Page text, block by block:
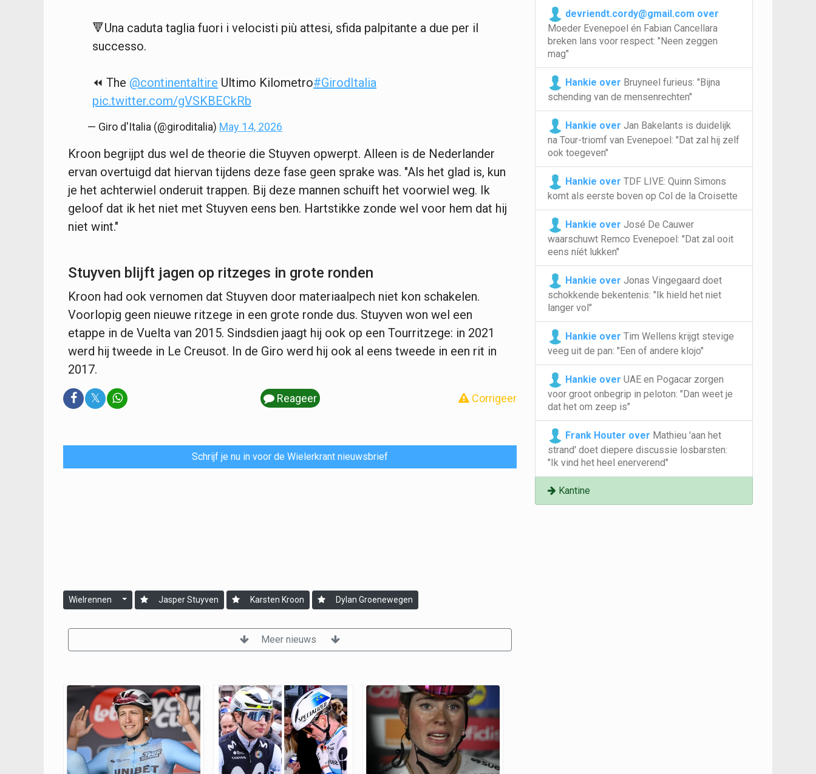
🔻Una caduta taglia fuori i velocisti più attesi, sfida palpitante a due per il
successo.
⏪ The @continentaltire Ultimo Kilometro#GirodItalia
pic.twitter.com/gVSKBECkRb
— Giro d'Italia (@giroditalia) May 14, 2026
Kroon begrijpt dus wel de theorie die Stuyven opwerpt. Alleen is de Nederlander
ervan overtuigd dat hiervan tijdens deze fase geen sprake was. "Als het glad is, kun
je het achterwiel onderuit trappen. Bij deze mannen schuift het voorwiel weg. Ik
geloof dat ik het niet met Stuyven eens ben. Hartstikke zonde wel voor hem dat hij
niet wint."
Stuyven blijft jagen op ritzeges in grote ronden
Kroon had ook vernomen dat Stuyven door materiaalpech niet kon schakelen.
Voorlopig geen nieuwe ritzege in een grote ronde dus. Stuyven won wel een
etappe in de Vuelta van 2015. Sindsdien jaagt hij ook op een Tourritzege: in 2021
werd hij tweede in Le Creusot. In de Giro werd hij ook al eens tweede in een rit in
2017.
𝕏 Reageer Corrigeer
Schrijf je nu in voor de Wielerkrant nieuwsbrief
Wielrennen Jasper Stuyven Karsten Kroon Dylan Groenewegen
Meer nieuws
devriendt.cordy@gmail.com over
Moeder Evenepoel én Fabian Cancellara
breken lans voor respect: "Neen zeggen
mag"
Hankie over Bruyneel furieus: "Bijna
schending van de mensenrechten"
Hankie over Jan Bakelants is duidelijk
na Tour-triomf van Evenepoel: "Dat zal hij zelf
ook toegeven"
Hankie over TDF LIVE: Quinn Simons
komt als eerste boven op Col de la Croisette
Hankie over José De Cauwer
waarschuwt Remco Evenepoel: "Dat zal ooit
eens níét lukken"
Hankie over Jonas Vingegaard doet
schokkende bekentenis: "Ik hield het niet
langer vol"
Hankie over Tim Wellens krijgt stevige
veeg uit de pan: "Een of andere klojo"
Hankie over UAE en Pogacar zorgen
voor groot onbegrip in peloton: "Dan weet je
dat het om zeep is"
Frank Houter over Mathieu 'aan het
strand' doet diepere discussie losbarsten:
"Ik vind het heel enerverend"
Kantine